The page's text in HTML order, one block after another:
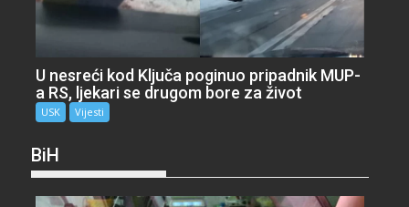
U nesreći kod Ključa poginuo pripadnik MUP-
a RS, ljekari se drugom bore za život
USK Vijesti
BiH